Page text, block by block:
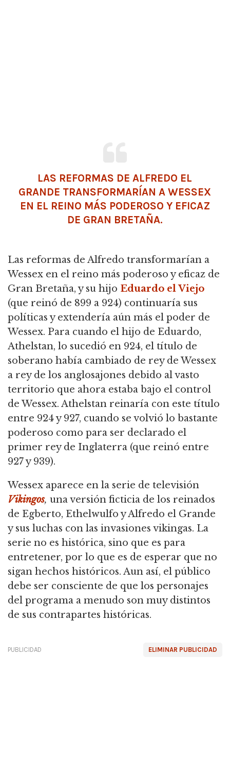
LAS REFORMAS DE ALFREDO EL
GRANDE TRANSFORMARÍAN A WESSEX
EN EL REINO MÁS PODEROSO Y EFICAZ
DE GRAN BRETAÑA.
Las reformas de Alfredo transformarían a
Wessex en el reino más poderoso y eficaz de
Gran Bretaña, y su hijo Eduardo el Viejo
(que reinó de 899 a 924) continuaría sus
políticas y extendería aún más el poder de
Wessex. Para cuando el hijo de Eduardo,
Athelstan, lo sucedió en 924, el título de
soberano había cambiado de rey de Wessex
a rey de los anglosajones debido al vasto
territorio que ahora estaba bajo el control
de Wessex. Athelstan reinaría con este título
entre 924 y 927, cuando se volvió lo bastante
poderoso como para ser declarado el
primer rey de Inglaterra (que reinó entre
927 y 939).
Wessex aparece en la serie de televisión
Vikingos, una versión ficticia de los reinados
de Egberto, Ethelwulfo y Alfredo el Grande
y sus luchas con las invasiones vikingas. La
serie no es histórica, sino que es para
entretener, por lo que es de esperar que no
sigan hechos históricos. Aun así, el público
debe ser consciente de que los personajes
del programa a menudo son muy distintos
de sus contrapartes históricas.
ELIMINAR PUBLICIDAD
PUBLICIDAD